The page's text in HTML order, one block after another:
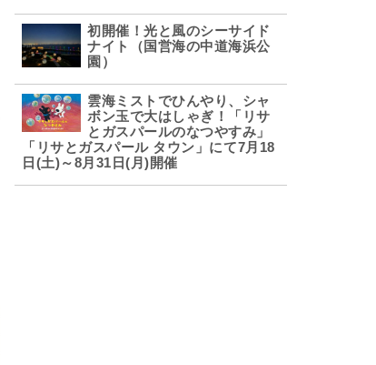
初開催！光と風のシーサイド
ナイト（国営海の中道海浜公
園）
雲海ミストでひんやり、シャ
ボン玉で大はしゃぎ！「リサ
とガスパールのなつやすみ」
「リサとガスパール タウン」にて7月18
日(土)～8月31日(月)開催